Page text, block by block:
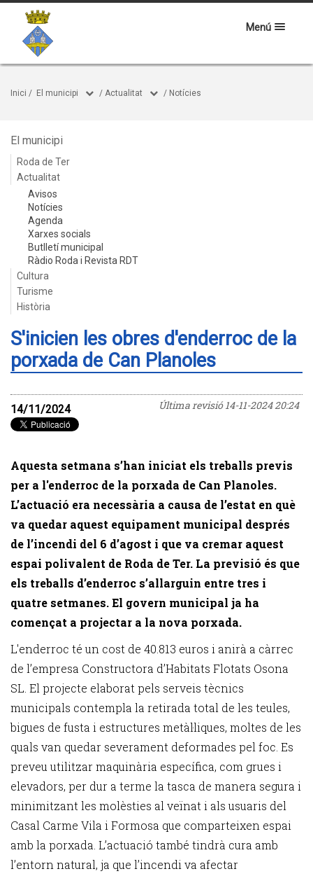
Menú
Inici / El municipi / Actualitat / Notícies
El municipi
Roda de Ter
Actualitat
Avisos
Notícies
Agenda
Xarxes socials
Butlletí municipal
Ràdio Roda i Revista RDT
Cultura
Turisme
Història
S'inicien les obres d'enderroc de la
porxada de Can Planoles
Última revisió14-11-2024 20:24
14/11/2024
Aquesta setmana s’han iniciat els treballs previs
per a l'enderroc de la porxada de Can Planoles.
L’actuació era necessària a causa de l’estat en què
va quedar aquest equipament municipal després
de l’incendi del 6 d’agost i que va cremar aquest
espai polivalent de Roda de Ter. La previsió és que
els treballs d’enderroc s’allarguin entre tres i
quatre setmanes. El govern municipal ja ha
començat a projectar a la nova porxada.
L'enderroc té un cost de 40.813 euros i anirà a càrrec
de l’empresa Constructora d’Habitats Flotats Osona
SL. El projecte elaborat pels serveis tècnics
municipals contempla la retirada total de les teules,
bigues de fusta i estructures metàl·liques, moltes de les
quals van quedar severament deformades pel foc. Es
preveu utilitzar maquinària específica, com grues i
elevadors, per dur a terme la tasca de manera segura i
minimitzant les molèsties al veïnat i als usuaris del
Casal Carme Vila i Formosa que comparteixen espai
amb la porxada. L’actuació també tindrà cura amb
l’entorn natural, ja que l’incendi va afectar